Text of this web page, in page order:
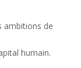
ambitions de
humain.